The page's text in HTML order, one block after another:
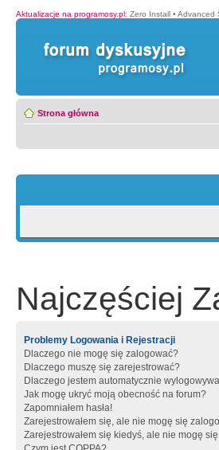
Aktualizacje na programosy.pl: Zero Install • Advanced
Strona główna
Najczęściej
Problemy Logowania i Rejestracji
Dlaczego nie mogę się zalogować?
Dlaczego muszę się zarejestrować?
Dlaczego jestem automatycznie
Jak mogę ukryć moją obecność na forum?
Zapomniałem hasła!
Zarejestrowałem się, ale nie mogę się
Zarejestrowałem się kiedyś, ale nie mogę